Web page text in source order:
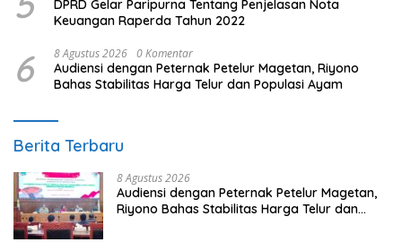
DPRD Gelar Paripurna Tentang Penjelasan Nota
Keuangan Raperda Tahun 2022
6 8 Agustus 2026 0 Komentar
Audiensi dengan Peternak Petelur Magetan, Riyono
Bahas Stabilitas Harga Telur dan Populasi Ayam
Berita Terbaru
8 Agustus 2026
Audiensi dengan Peternak Petelur Magetan,
Riyono Bahas Stabilitas Harga Telur dan